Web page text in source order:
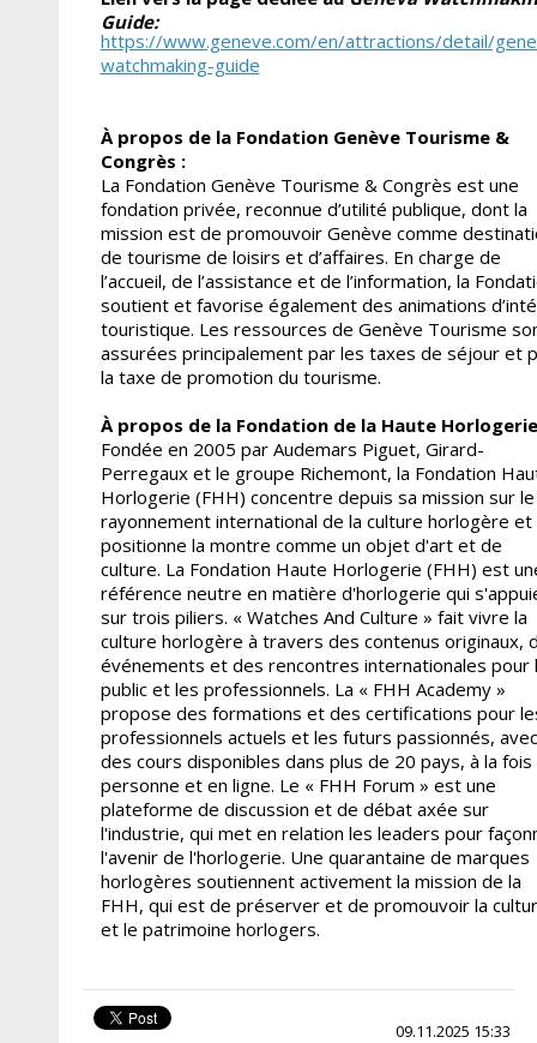
Guide:
https://www.geneve.com/en/attractions/detail/
watchmaking-guide
À propos de la Fondation Genève Tourisme &
Congrès :
La Fondation Genève Tourisme & Congrès est une
fondation privée, reconnue d’utilité publique, dont la
mission est de promouvoir Genève comme
de tourisme de loisirs et d’affaires. En charge de
l’accueil, de l’assistance et de l’information, la
soutient et favorise également des animations
touristique. Les ressources de Genève Tourisme
assurées principalement par les taxes de séjour et
la taxe de promotion du tourisme.
À propos de la Fondation de la Haute
Fondée en 2005 par Audemars Piguet, Girard-
Perregaux et le groupe Richemont, la Fondation
Horlogerie (FHH) concentre depuis sa mission sur le
rayonnement international de la culture horlogère et
positionne la montre comme un objet d'art et de
culture. La Fondation Haute Horlogerie (FHH) est
référence neutre en matière d'horlogerie qui
sur trois piliers. « Watches And Culture » fait vivre la
culture horlogère à travers des contenus originaux,
événements et des rencontres internationales pour
public et les professionnels. La « FHH Academy »
propose des formations et des certifications pour
professionnels actuels et les futurs passionnés, avec
des cours disponibles dans plus de 20 pays, à la fois
personne et en ligne. Le « FHH Forum » est une
plateforme de discussion et de débat axée sur
l'industrie, qui met en relation les leaders pour
l'avenir de l'horlogerie. Une quarantaine de marques
horlogères soutiennent activement la mission de la
FHH, qui est de préserver et de promouvoir la
et le patrimoine horlogers.
09.11.2025 15:33